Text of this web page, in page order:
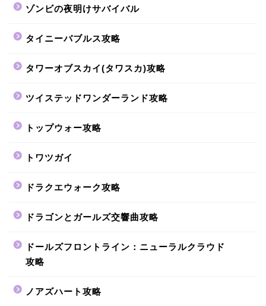
ゾンビの夜明けサバイバル
タイニーバブルス攻略
タワーオブスカイ(タワスカ)攻略
ツイステッドワンダーランド攻略
トップウォー攻略
トワツガイ
ドラクエウォーク攻略
ドラゴンとガールズ交響曲攻略
ドールズフロントライン：ニューラルクラウド
攻略
ノアズハート攻略